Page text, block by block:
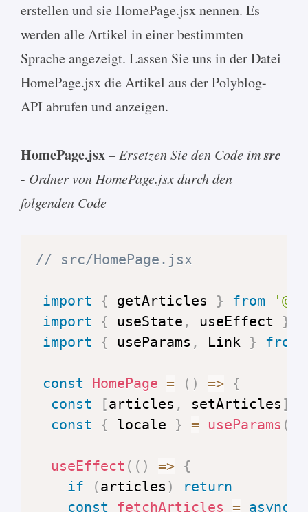
erstellen und sie HomePage.jsx nennen. Es
werden alle Artikel in einer bestimmten
Sprache angezeigt. Lassen Sie uns in der Datei
HomePage.jsx die Artikel aus der Polyblog-
API abrufen und anzeigen.
HomePage.jsx– Ersetzen Sie den Code imsrc
- Ordner von HomePage.jsx durch den
folgenden Code
// src/HomePage.jsx
import { getArticles } from
import
{ useState , useEffect }
import
{ useParams , Link } from
const HomePage = ( ) => {
const
[articles , setArticles ]
const
{ locale } = useParams (
useEffect ( ( ) => {
if
(articles )
return
const
fetchArticles = async